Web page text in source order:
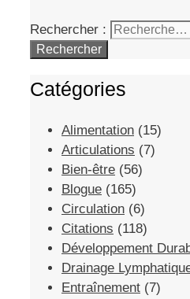
Rechercher :
Catégories
Alimentation (15)
Articulations (7)
Bien-être (56)
Blogue (165)
Circulation (6)
Citations (118)
Développement
Drainage
Entraînement (7)